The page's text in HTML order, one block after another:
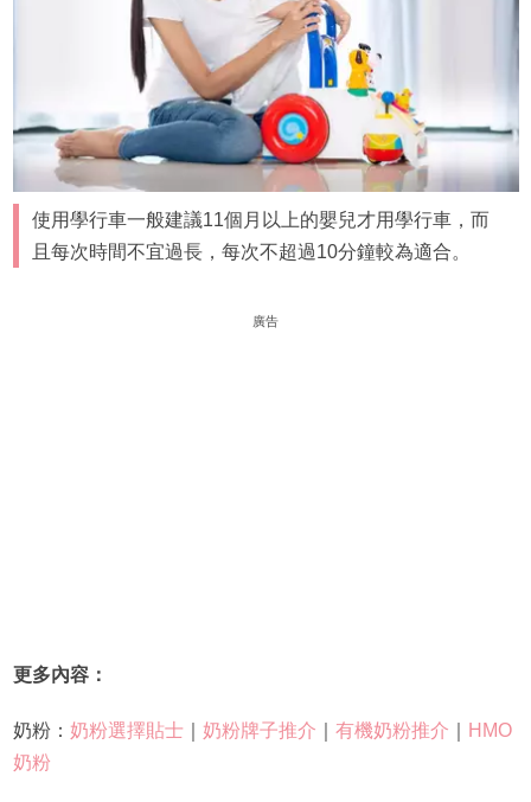
使用學行車一般建議11個月以上的嬰兒才用學行車，而
且每次時間不宜過長，每次不超過10分鐘較為適合。
廣告
更多內容：
奶粉： 奶粉選擇貼士｜ 奶粉牌子推介 有機奶粉推介
HMO
奶粉